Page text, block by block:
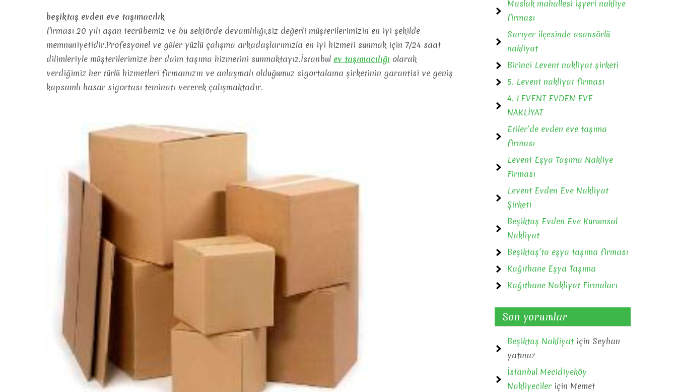
beşiktaş evden eve taşımacılık
firması 20 yılı aşan tecrübemiz ve bu sektörde devamlılığı,siz değerli müşterilerimizin en iyi şekilde
memnuniyetidir.Profesyonel ve güler yüzlü çalışma arkadaşlarımızla en iyi hizmeti sunmak için 7/24 saat
dilimleriyle müşterilerimize her daim taşıma hizmetini sunmaktayız.İstanbul ev taşımacılığı olarak
verdiğimiz her türlü hizmetleri firmamızın ve anlaşmalı olduğumuz sigortalama şirketinin garantisi ve geniş
kapsamlı hasar sigortası teminatı vererek çalışmaktadır.
Maslak mahallesi işyeri nakliye
firması
Sarıyer ilçesinde asansörlü
nakliyat
Birinci Levent nakliyat şirketi
5. Levent nakliyat firması
4. LEVENT EVDEN EVE
NAKLİYAT
Etiler’de evden eve taşıma
firması
Levent Eşya Taşıma Nakliye
Firması
Levent Evden Eve Nakliyat
Şirketi
Beşiktaş Evden Eve Kurumsal
Nakliyat
Beşiktaş’ta eşya taşıma firması
Kağıthane Eşya Taşıma
Kağıthane Nakliyat Firmaları
Son yorumlar
Beşiktaş Nakliyat için Seyhan
yatmaz
İstanbul Mecidiyeköy
Nakliyeciler için Memet